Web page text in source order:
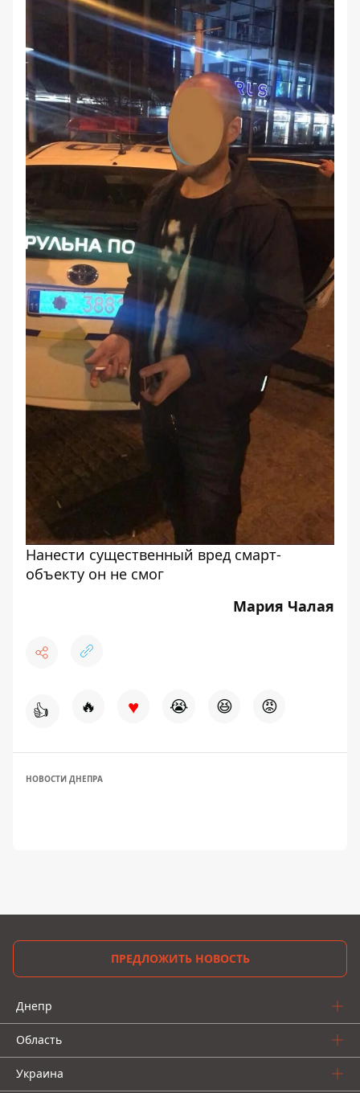
Нанести существенный вред смарт-
объекту он не смог
Мария Чалая
👍 🔥 ♥ 😭 😆 😡
НОВОСТИ ДНЕПРА
ПРЕДЛОЖИТЬ НОВОСТЬ
Днепр
Область
Украина